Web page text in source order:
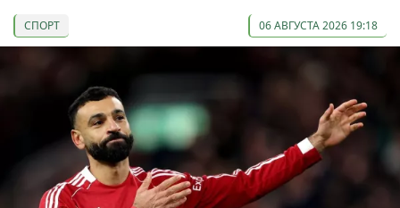
СПОРТ 06 АВГУСТА 2026 19:18